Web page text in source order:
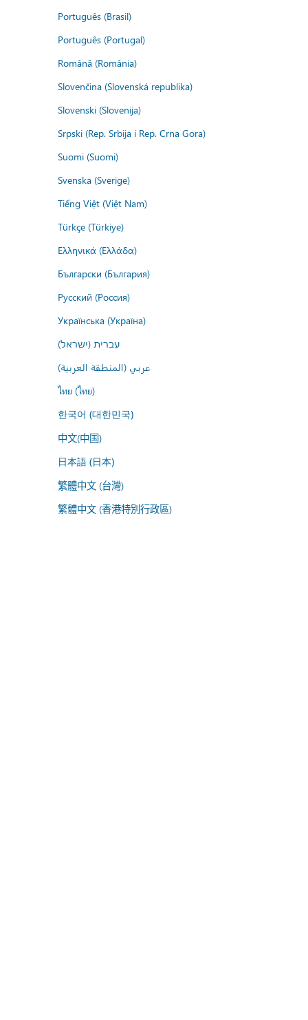
Português (Brasil)
Português (Portugal)
Română (România)
Slovenčina (Slovenská republika)
Slovenski (Slovenija)
Srpski (Rep. Srbija i Rep. Crna Gora)
Suomi (Suomi)
Svenska (Sverige)
Tiếng Việt (Việt Nam)
Türkçe (Türkiye)
Ελληνικά (Ελλάδα)
Български (България)
Русский (Россия)
Українська (Україна)
עברית (ישראל)
عربي (المنطقة العربية)
ไทย (ไทย)
한국어 (대한민국)
中文(中国)
日本語 (日本)
繁體中文 (台灣)
繁體中文 (香港特別行政區)